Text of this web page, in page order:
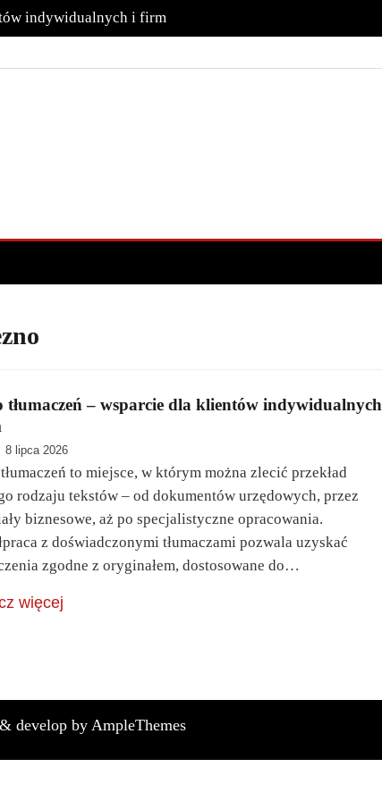
indywidualnych i firm
tłumaczeń – wsparcie dla klientów indywidualnych
8 lipca 2026
to miejsce, w którym można zlecić przekład
rodzaju tekstów – od dokumentów urzędowych, przez
biznesowe, aż po specjalistyczne opracowania.
z doświadczonymi tłumaczami pozwala uzyskać
zgodne z oryginałem, dostosowane do…
więcej
develop by AmpleThemes